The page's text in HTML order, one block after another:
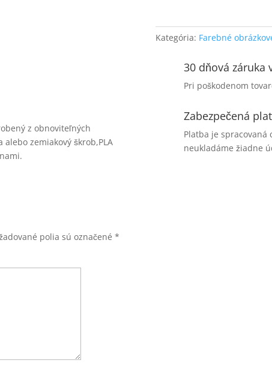
z obnoviteľných
zemiakový škrob,PLA
polia sú označené*
Kategória: Farebné
30 dňová záruka
Pri poškodenom
Zabezpečená
Platba je spracovaná
neukladáme žiadne